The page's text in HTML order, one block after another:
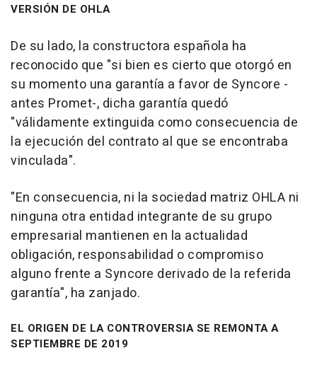
VERSIÓN DE OHLA
De su lado, la constructora española ha
reconocido que "si bien es cierto que otorgó en
su momento una garantía a favor de Syncore -
antes Promet-, dicha garantía quedó
"válidamente extinguida como consecuencia de
la ejecución del contrato al que se encontraba
vinculada".
"En consecuencia, ni la sociedad matriz OHLA ni
ninguna otra entidad integrante de su grupo
empresarial mantienen en la actualidad
obligación, responsabilidad o compromiso
alguno frente a Syncore derivado de la referida
garantía", ha zanjado.
EL ORIGEN DE LA CONTROVERSIA SE REMONTA A
SEPTIEMBRE DE 2019